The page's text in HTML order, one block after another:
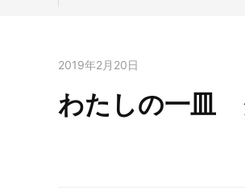
2019年2月20日
わたしの一皿